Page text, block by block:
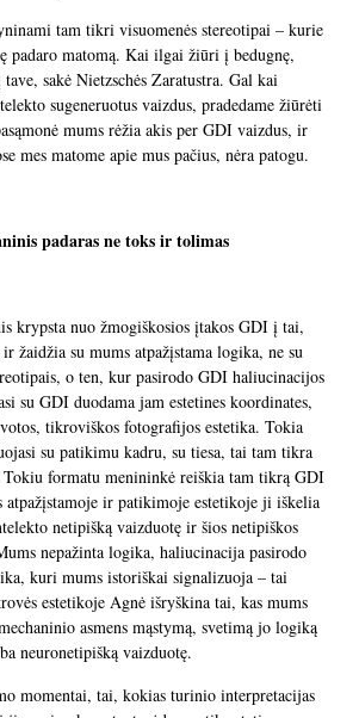
tam tikri visuomenės stereotipai – kurie
padaro matomą. Kai ilgai žiūri į bedugnę,
sakė Nietzschės Zaratustra. Gal kai
sugeneruotus vaizdus, pradedame žiūrėti
mums rėžia akis per GDI vaizdus, ir
mes matome apie mus pačius, nėra patogu.
padaras ne toks ir tolimas
krypsta nuo žmogiškosios įtakos GDI į tai,
žaidžia su mums atpažįstama logika, ne su
o ten, kur pasirodo GDI haliucinacijos
su GDI duodama jam estetines koordinates,
tikroviškos fotografijos estetika. Tokia
su patikimu kadru, su tiesa, tai tam tikra
formatu menininkė reiškia tam tikrą GDI
atpažįstamoje ir patikimoje estetikoje ji iškelia
netipišką vaizduotę ir šios netipiškos
nepažinta logika, haliucinacija pasirodo
kuri mums istoriškai signalizuoja – tai
estetikoje Agnė išryškina tai, kas mums
asmens mąstymą, svetimą jo logiką
neuronetipišką vaizduotę.
momentai, tai, kokias turinio interpretacijas